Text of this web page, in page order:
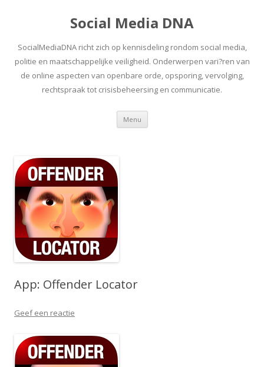
Social Media DNA
SocialMediaDNA richt zich op kennisdeling rondom social media,
politie en maatschappelijke veiligheid. Onderwerpen vari?ren van
de online aspecten van openbare orde, opsporing, vervolging,
rechtspraak tot crisisbeheersing en communicatie.
Menu Spring
inhoud
App: Offender Locator
Geef een reactie